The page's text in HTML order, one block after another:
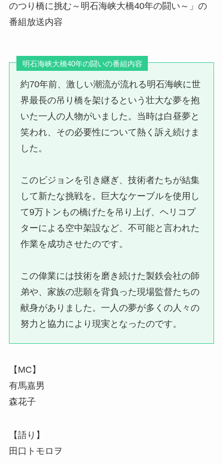
のつり橋に挑む～明石海峡大橋40年の闘い～」の
番組放送内容
明石海峡大橋40年の闘いの番組内容
約70年前、激しい潮流が流れる明石海峡に世
界最長の吊り橋を架けるという壮大な夢を抱
いた一人の人物がいました。当時は白昼夢と
笑われ、その必要性について熱く訴え続けま
した。
このビジョンを引き継ぎ、技術者たちが結集
して新たな挑戦を。巨大なケーブルを使用し
て9万トンもの橋げたを吊り上げ、ヘリコプ
ターによる空中架設など、不可能と言われた
作業を成功させたのです。
この偉業には技術を磨き続けた製鉄会社の師
弟や、家族の悲願を背負った現場監督たちの
献身がありました。一人の夢が多くの人々の
努力と協力により現実となったのです。
【MC】
有馬嘉男
森花子
【語り】
田口トモロヲ